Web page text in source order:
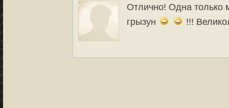
Отлично! Одна только
грызун
!!!